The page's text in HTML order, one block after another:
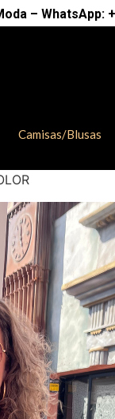
– WhatsApp:
Camisas/Blusas